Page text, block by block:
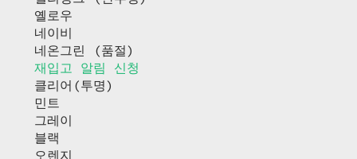
옐로우
네이비
네온그린 (품절)
재입고 알림 신청
클리어(투명)
민트
그레이
블랙
오렌지